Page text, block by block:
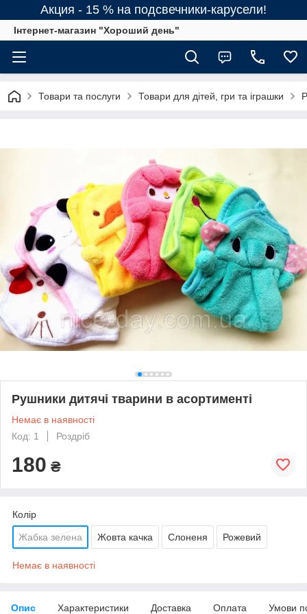
Акция - 15 % на подсвечники-карусели!
Інтернет-магазин "Хороший день"
Товари та послуги Товари для дітей, гри та іграшки
Рушники дитячі тварини в асортименті
Немає в наявності
Код: 1
Роздріб
180 ₴
Колір
Жабка зелена Жовта качка Слоненя Рожевий
Немає в наявності
Опис Характеристики Доставка Оплата Умови